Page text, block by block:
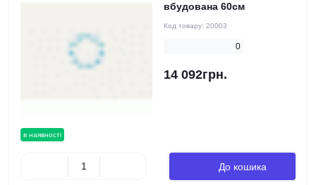
в наявності
вбудована 60см
Код товару: 20003
0
14 092грн.
До кошика